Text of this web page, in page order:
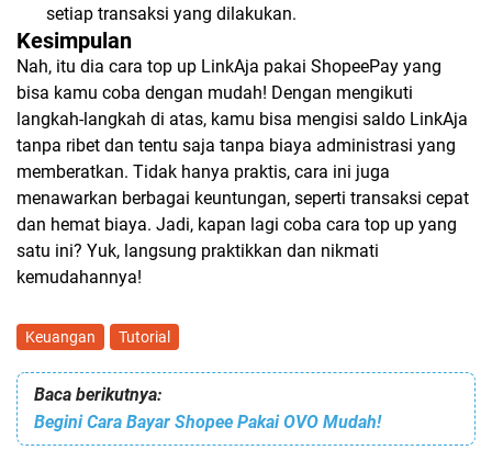
setiap transaksi yang dilakukan.
Kesimpulan
Nah, itu dia cara top up LinkAja pakai ShopeePay yang
bisa kamu coba dengan mudah! Dengan mengikuti
langkah-langkah di atas, kamu bisa mengisi saldo LinkAja
tanpa ribet dan tentu saja tanpa biaya administrasi yang
memberatkan. Tidak hanya praktis, cara ini juga
menawarkan berbagai keuntungan, seperti transaksi cepat
dan hemat biaya. Jadi, kapan lagi coba cara top up yang
satu ini? Yuk, langsung praktikkan dan nikmati
kemudahannya!
Keuangan Tutorial
Baca berikutnya:
Begini Cara Bayar Shopee Pakai OVO Mudah!